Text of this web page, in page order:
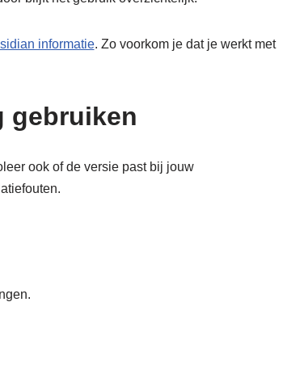
informatie. Zo voorkom je dat je werkt met
gebruiken
ook of de versie past bij jouw